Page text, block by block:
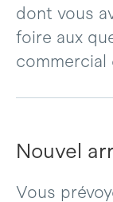
dont vous
foire aux
commercial
Nouvel
Vous